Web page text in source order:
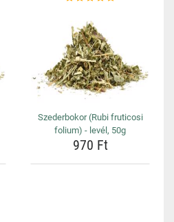
Szederbokor (Rubi fruticosi
folium) - levél, 50g
970 Ft